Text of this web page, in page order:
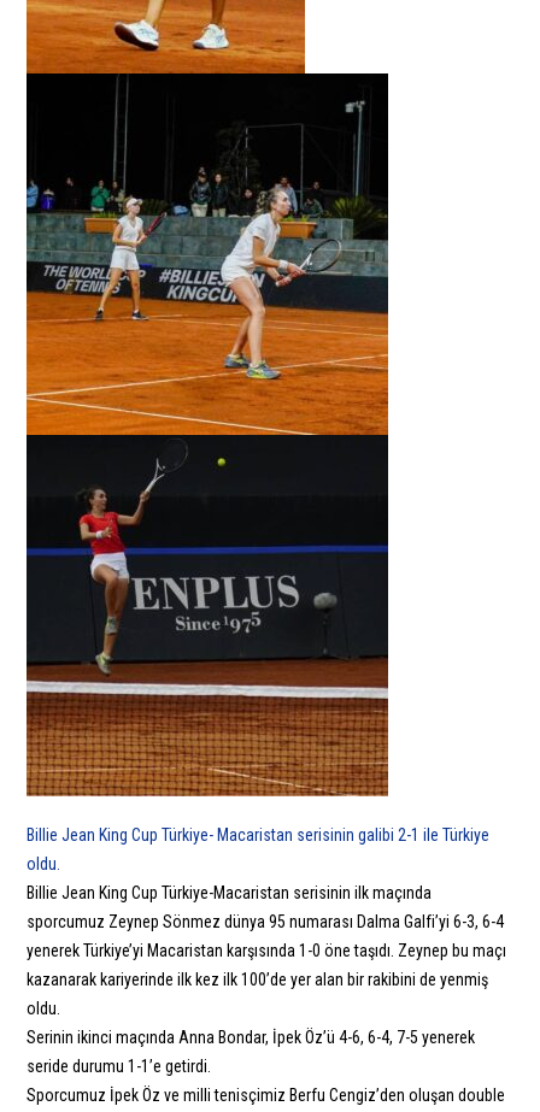
Billie Jean King Cup Türkiye- Macaristan serisinin galibi 2-1 ile Türkiye
oldu.
Billie Jean King Cup Türkiye-Macaristan serisinin ilk maçında
sporcumuz Zeynep Sönmez dünya 95 numarası Dalma Galfi’yi 6-3, 6-4
yenerek Türkiye’yi Macaristan karşısında 1-0 öne taşıdı. Zeynep bu maçı
kazanarak kariyerinde ilk kez ilk 100’de yer alan bir rakibini de yenmiş
oldu.
Serinin ikinci maçında Anna Bondar, İpek Öz’ü 4-6, 6-4, 7-5 yenerek
seride durumu 1-1’e getirdi.
Sporcumuz İpek Öz ve milli tenisçimiz Berfu Cengiz’den oluşan double